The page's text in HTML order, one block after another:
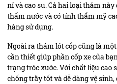
nỉ và cao su. Cả hai loại thảm này
thấm nước và có tính thẩm mỹ
hàng sử dụng.
Ngoài ra thảm lót cốp cũng là
cần thiết giúp phần cốp xe của
trạng tróc xước. Với chất liệu cao
chống trầy tốt và dễ dàng vệ